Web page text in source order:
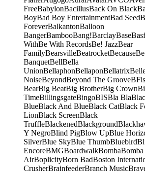
FreeBabylonBacillusBack On Black
BoyBad Boy EntertainmentBad Seed
ForeverBalkantonBalloon
BangerBambooBang!BarclayBaseBasf
WithBe With RecordsBe! JazzBear
FamilyBearsvilleBeatrocketBecause
BanquetBellBella
UnionBellaphonBellaponBellatrix
NoiseBeyondBeyond The Groove
BearBig BeatBig BrotherBig Crown
TimeBillingsgateBingoBISBla Bla
BlueBlack And BlueBlack CatBlack
LionBlack ScreenBlack
TruffleBlackenedBlackground
Y NegroBlind PigBlow UpBlue
SilverBlue SkyBlue ThumbBluebird
EncoreBMGBoardwalkBomba
AirBoplicityBorn BadBoston
CrusherBrainfeederBranch Music